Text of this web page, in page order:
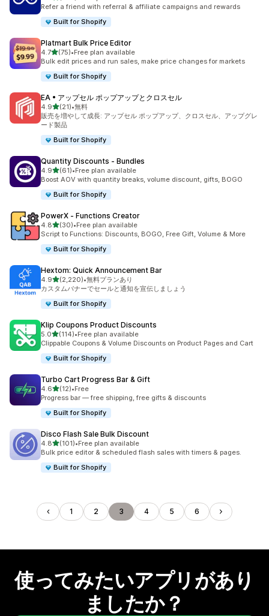
Refer a friend with referral & affiliate campaigns and rewards
Built for Shopify
Platmart Bulk Price Editor
4.75つ星中
(75)
合計レビュー数：75件
•Free plan available
Bulk edit prices and run sales, make price changes for markets
Built for Shopify
EA • アップセル ポップアップとクロスセル
4.95つ星中
(21)
合計レビュー数：21件
•無料
販売を増やして成長: アップセル ポップアップ、クロスセル、アップグレ
ード製品
Built for Shopify
Quantity Discounts ‑ Bundles
4.95つ星中
(61)
合計レビュー数：61件
•Free plan available
Boost AOV with quantity breaks, volume discount, gifts, BOGO
Built for Shopify
PowerX ‑ Functions Creator
4.85つ星中
(30)
合計レビュー数：30件
•Free plan available
Script to Functions: Discounts, BOGO, Free Gift, Volume & More
Built for Shopify
Hextom: Quick Announcement Bar
4.95つ星中
(2,220)
合計レビュー数：2220件
•無料プランあり
カスタムバナーでセールと通知を宣伝しましょう
Built for Shopify
Klip Coupons Product Discounts
5.05つ星中
(114)
合計レビュー数：114件
•Free plan available
Clippable Coupons & Volume Discounts on Product Pages and Cart
Built for Shopify
Turbo Cart Progress Bar & Gift
4.65つ星中
(12)
合計レビュー数：12件
•Free
Progress bar — free shipping, free gifts & discounts
Built for Shopify
Disco Flash Sale Bulk Discount
4.85つ星中
(101)
合計レビュー数：101件
•Free plan available
Bulk price editor & scheduled flash sales with timers & pages.
Built for Shopify
1 2 3 4 5 6
使ってみたいアプリがあり
ましたか？